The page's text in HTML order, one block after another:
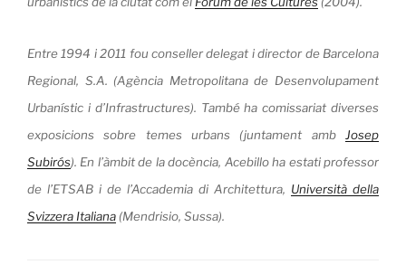
Entre 1994 i 2011 fou conseller delegat i director de Barcelona
Regional, S.A. (Agència Metropolitana de Desenvolupament
Urbanístic i d’Infrastructures). També ha comissariat diverses
exposicions sobre temes urbans (juntament amb Josep
Subirós). En l’àmbit de la docència, Acebillo ha estati professor
de l’ETSAB i de l’Accademia di Architettura, Università della
Svizzera Italiana (Mendrisio, Sussa).